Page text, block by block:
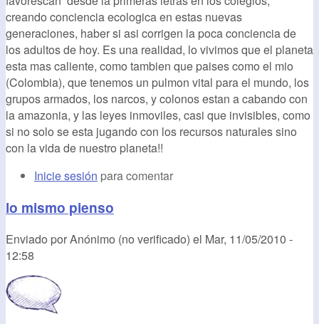
creando conciencia ecologica en estas nuevas
generaciones, haber si asi corrigen la poca conciencia de
los adultos de hoy. Es una realidad, lo vivimos que el planeta
esta mas caliente, como tambien que paises como el mio
(Colombia), que tenemos un pulmon vital para el mundo, los
grupos armados, los narcos, y colonos estan a cabando con
la amazonia, y las leyes inmoviles, casi que invisibles, como
si no solo se esta jugando con los recursos naturales sino
con la vida de nuestro planeta!!
Inicie sesión para comentar
lo mismo pienso
Enviado porAnónimo (no verificado) el Mar, 11/05/2010 -
12:58